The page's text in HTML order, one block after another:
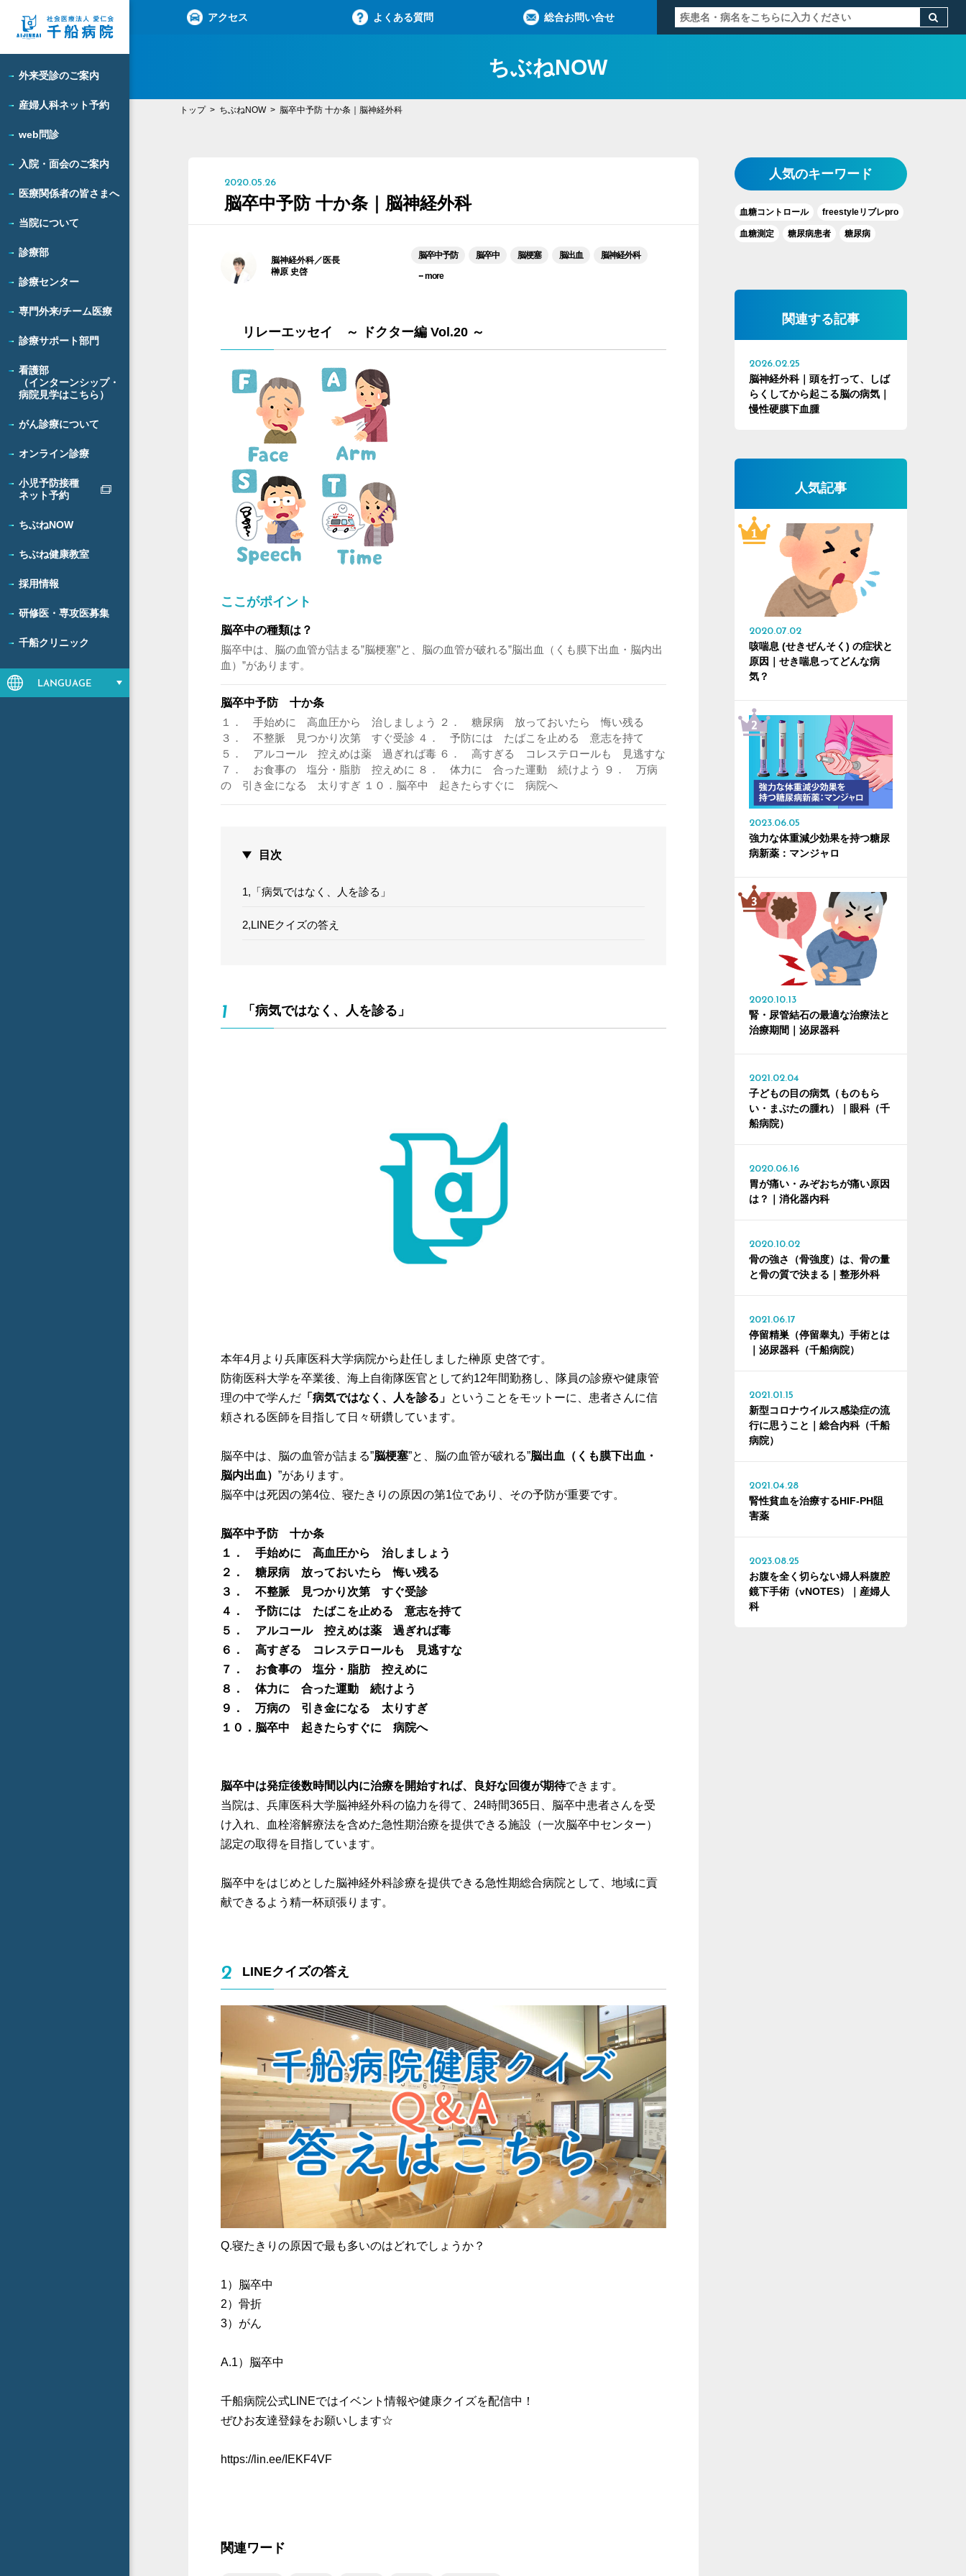
外来受診のご案内
産婦人科ネット予約
web問診
入院・面会のご案内
医療関係者の皆さまへ
当院について
診療部
診療センター
専門外来/チーム医療
診療サポート部門
看護部
（インターンシップ・
病院見学はこちら）
がん診療について
オンライン診療
小児予防接種
ネット予約
ちぶねNOW
ちぶね健康教室
採用情報
研修医・専攻医募集
千船クリニック
LANGUAGE
アクセス よくある質問 総合お問い合せ
ちぶねNOW
トップ ちぶねNOW 脳卒中予防 十か条｜脳神経外科
2020.05.26
脳卒中予防 十か条｜脳神経外科
脳神経外科／医長
榊原 史啓
脳卒中予防 脳卒中 脳梗塞 脳出血
脳神経外科
... more
リレーエッセイ ～ ドクター編 Vol.20 ～
ここがポイント
脳卒中の種類は？
脳卒中は、脳の血管が詰まる”脳梗塞”と、脳の血管が破れる”脳出血（くも膜下出血・脳内出
血）”があります。
脳卒中予防 十か条
１． 手始めに 高血圧から 治しましょう ２． 糖尿病 放っておいたら 悔い残る
３． 不整脈 見つかり次第 すぐ受診 ４． 予防には たばこを止める 意志を持て
５． アルコール 控えめは薬 過ぎれば毒 ６． 高すぎる コレステロールも 見逃すな
７． お食事の 塩分・脂肪 控えめに ８． 体力に 合った運動 続けよう ９． 万病
の 引き金になる 太りすぎ １０．脳卒中 起きたらすぐに 病院へ
目次
1,「病気ではなく、人を診る」
2,LINEクイズの答え
1 「病気ではなく、人を診る」
本年4月より兵庫医科大学病院から赴任しました榊原 史啓です。
防衛医科大学を卒業後、海上自衛隊医官として約12年間勤務し、隊員の診療や健康管
理の中で学んだ 「病気ではなく、人を診る」 ということをモットーに、患者さんに信
頼される医師を目指して日々研鑽しています。
脳卒中は、脳の血管が詰まる”脳梗塞”と、脳の血管が破れる”脳出血（くも膜下出血・
脳内出血） ”があります。
脳卒中は死因の第4位、寝たきりの原因の第1位であり、その予防が重要です。
脳卒中予防 十か条
１． 手始めに 高血圧から 治しましょう
２． 糖尿病 放っておいたら 悔い残る
３． 不整脈 見つかり次第 すぐ受診
４． 予防には たばこを止める 意志を持て
５． アルコール 控えめは薬 過ぎれば毒
６． 高すぎる コレステロールも 見逃すな
７． お食事の 塩分・脂肪 控えめに
８． 体力に 合った運動 続けよう
９． 万病の 引き金になる 太りすぎ
１０．脳卒中 起きたらすぐに 病院へ
脳卒中は発症後数時間以内に治療を開始すれば、良好な回復が期待できます。
当院は、兵庫医科大学脳神経外科の協力を得て、 24時間365日、脳卒中患者さんを受
け入れ、血栓溶解療法を含めた急性期治療を提供できる施設（一次脳卒中センター）
認定の取得を目指しています。
脳卒中をはじめとした脳神経外科診療を提供できる急性期総合病院として、地域に貢
献できるよう精一杯頑張ります。
2 LINEクイズの答え
Q.寝たきりの原因で最も多いのはどれでしょうか？
1）脳卒中
2）骨折
3）がん
A.1）脳卒中
千船病院公式LINEではイベント情報や健康クイズを配信中！
ぜひお友達登録をお願いします☆
https://lin.ee/IEKF4VF
関連ワード
人気のキーワード
血糖コントロール freestyleリブレpro
血糖測定 糖尿病患者 糖尿病
関連する記事
2026.02.25
脳神経外科｜頭を打って、しば
らくしてから起こる脳の病気｜
慢性硬膜下血腫
人気記事
2020.07.02
咳喘息 (せきぜんそく) の症状と
原因｜せき喘息ってどんな病
気？
2023.06.05
強力な体重減少効果を持つ糖尿
病新薬：マンジャロ
2020.10.13
腎・尿管結石の最適な治療法と
治療期間｜泌尿器科
2021.02.04
子どもの目の病気（ものもら
い・まぶたの腫れ）｜眼科（千
船病院）
2020.06.16
胃が痛い・みぞおちが痛い原因
は？｜消化器内科
2020.10.02
骨の強さ（骨強度）は、骨の量
と骨の質で決まる｜整形外科
2021.06.17
停留精巣（停留睾丸）手術とは
｜泌尿器科（千船病院）
2021.01.15
新型コロナウイルス感染症の流
行に思うこと｜総合内科（千船
病院）
2021.04.28
腎性貧血を治療するHIF-PH阻
害薬
2023.08.25
お腹を全く切らない婦人科腹腔
鏡下手術（vNOTES）｜産婦人
科